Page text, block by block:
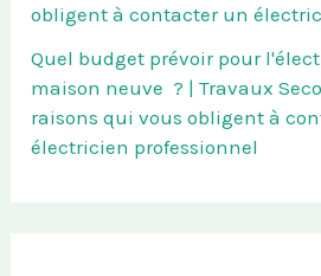
obligent à contacter un
Quel budget prévoir pour
maison neuve ? | Travaux
raisons qui vous obligent à
électricien professionnel